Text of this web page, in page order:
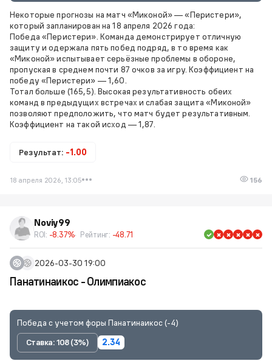
Некоторые прогнозы на матч «Миконой» — «Перистери»,
который запланирован на 18 апреля 2026 года:
Победа «Перистери». Команда демонстрирует отличную
защиту и одержала пять побед подряд, в то время как
«Миконой» испытывает серьёзные проблемы в обороне,
пропуская в среднем почти 87 очков за игру. Коэффициент на
победу «Перистери» — 1,60.
Тотал больше (165,5). Высокая результативность обеих
команд в предыдущих встречах и слабая защита «Миконой»
позволяют предположить, что матч будет результативным.
Коэффициент на такой исход — 1,87.
Результат: -1.00
18 апреля 2026, 13:05 156
Noviy99
ROI: -8.37% Рейтинг: -48.71
2026-03-30 19:00
Панатинаикос - Олимпиакос
Победа с учетом форы Панатинаикос (-4)
Ставка: 108 (3%)
2.34